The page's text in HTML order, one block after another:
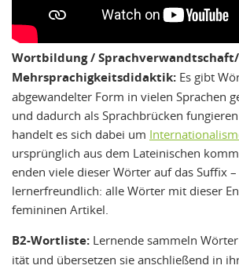
Wortbildung / Sprachverwandtschaft/
Mehrsprachigkeitsdidaktik: Es gibt
abgewandelter Form in vielen Sprachen
und dadurch als Sprachbrücken
handelt es sich dabei um
ursprünglich aus dem Lateinischen
enden viele dieser Wörter auf das Suffix
lernerfreundlich: alle Wörter mit dieser
femininen Artikel.
B2-Wortliste: Lernende sammeln
ität und übersetzen sie anschließend in